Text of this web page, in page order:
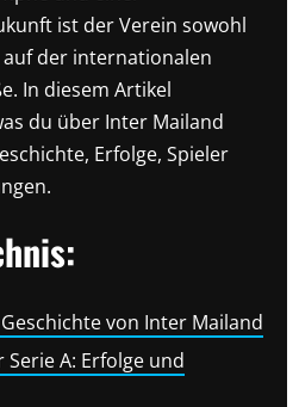
ist der Verein sowohl
auf der internationalen
In diesem Artikel
du über Inter Mailand
Erfolge, Spieler
von Inter Mailand
A: Erfolge und